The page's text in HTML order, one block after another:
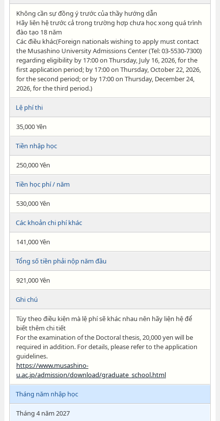
Không cần sự đồng ý trước của thầy hướng dẫn
Hãy liên hệ trước cả trong trường hợp chưa học xong quá trình
đào tạo 18 năm
Các điều khác(Foreign nationals wishing to apply must contact
the Musashino University Admissions Center (Tel: 03-5530-7300)
regarding eligibility by 17:00 on Thursday, July 16, 2026, for the
first application period; by 17:00 on Thursday, October 22, 2026,
for the second period; or by 17:00 on Thursday, December 24,
2026, for the third period.)
Lệ phí thi
35,000 Yên
Tiền nhập học
250,000 Yên
Tiền học phí / năm
530,000 Yên
Các khoản chi phí khác
141,000 Yên
Tổng số tiền phải nộp năm đầu
921,000 Yên
Ghi chú
Tùy theo điều kiện mà lệ phí sẽ khác nhau nên hãy liện hệ để
biết thêm chi tiết
For the examination of the Doctoral thesis, 20,000 yen will be
required in addition. For details, please refer to the application
guidelines.
https://www.musashino-
u.ac.jp/admission/download/graduate_school.html
Tháng năm nhập học
Tháng 4 năm 2027